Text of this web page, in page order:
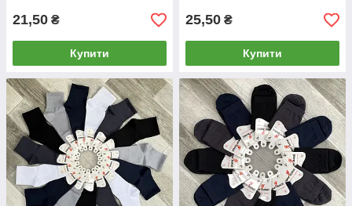
21,50 ₴
Купити
25,50 ₴
Купити